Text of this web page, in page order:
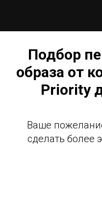
Подбор
образа от
Priority
Ваше
сделать более